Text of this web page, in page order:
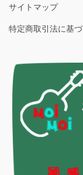
サイトマップ
特定商取引法に基